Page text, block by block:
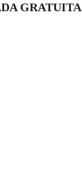
GRATUITA